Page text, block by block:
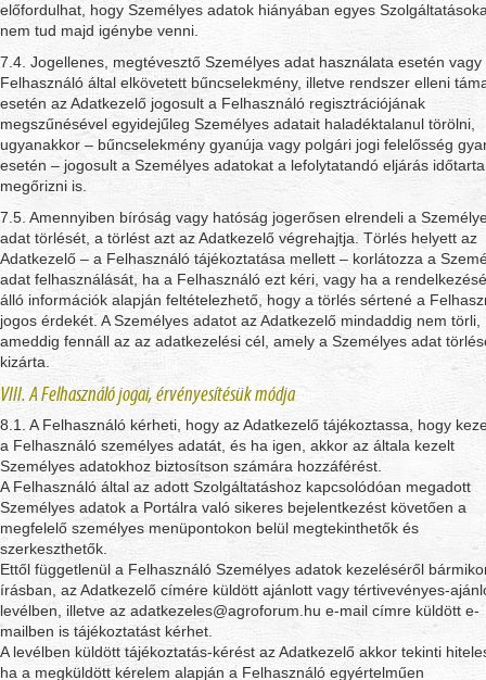
előfordulhat, hogy Személyes adatok hiányában egyes
nem tud majd igénybe venni.
7.4. Jogellenes, megtévesztő Személyes adat használata esetén vagy
Felhasználó által elkövetett bűncselekmény, illetve rendszer elleni
esetén az Adatkezelő jogosult a Felhasználó regisztrációjának
megszűnésével egyidejűleg Személyes adatait haladéktalanul törölni,
ugyanakkor – bűncselekmény gyanúja vagy polgári jogi felelősség
esetén – jogosult a Személyes adatokat a lefolytatandó eljárás
megőrizni is.
7.5. Amennyiben bíróság vagy hatóság jogerősen elrendeli a
adat törlését, a törlést azt az Adatkezelő végrehajtja. Törlés helyett az
Adatkezelő – a Felhasználó tájékoztatása mellett – korlátozza a
adat felhasználását, ha a Felhasználó ezt kéri, vagy ha a
álló információk alapján feltételezhető, hogy a törlés sértené a
jogos érdekét. A Személyes adatot az Adatkezelő mindaddig nem törli,
ameddig fennáll az az adatkezelési cél, amely a Személyes adat
kizárta.
VIII. A Felhasználó jogai, érvényesítésük módja
8.1. A Felhasználó kérheti, hogy az Adatkezelő tájékoztassa, hogy
a Felhasználó személyes adatát, és ha igen, akkor az általa kezelt
Személyes adatokhoz biztosítson számára hozzáférést.
A Felhasználó által az adott Szolgáltatáshoz kapcsolódóan megadott
Személyes adatok a Portálra való sikeres bejelentkezést követően a
megfelelő személyes menüpontokon belül megtekinthetők és
szerkeszthetők.
Ettől függetlenül a Felhasználó Személyes adatok kezeléséről
írásban, az Adatkezelő címére küldött ajánlott vagy tértivevényes-
levélben, illetve az adatkezeles@agroforum.hu e-mail címre küldött e-
mailben is tájékoztatást kérhet.
A levélben küldött tájékoztatás-kérést az Adatkezelő akkor tekinti
ha a megküldött kérelem alapján a Felhasználó egyértelműen